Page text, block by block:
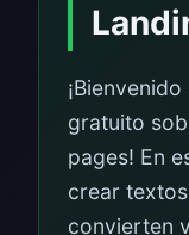
gratuito
pages! En
crear
convierten